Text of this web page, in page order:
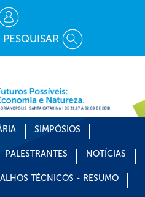
PESQUISAR
SIMPÓSIOS
PALESTRANTES NOTÍCIAS
TÉCNICOS - RESUMO